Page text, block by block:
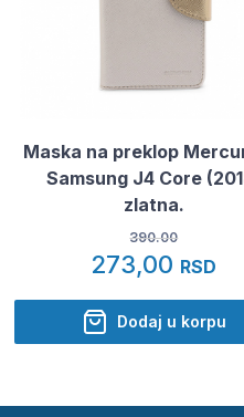
Maska na preklop
Samsung J4 Core
zlatna.
390.00
273,00 RSD
Dodaj u korpu